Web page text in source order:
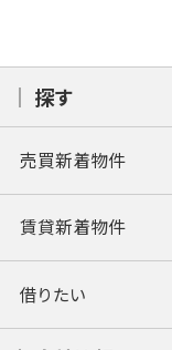
探す
売買新着物件
賃貸新着物件
借りたい